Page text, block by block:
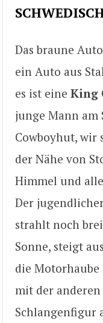
Das braune
ein Auto aus
es ist eine King
junge Mann am
Cowboyhut, wir
der Nähe von
Himmel und
Der
strahlt noch
Sonne, steigt
die
mit der
Schlangenfigur